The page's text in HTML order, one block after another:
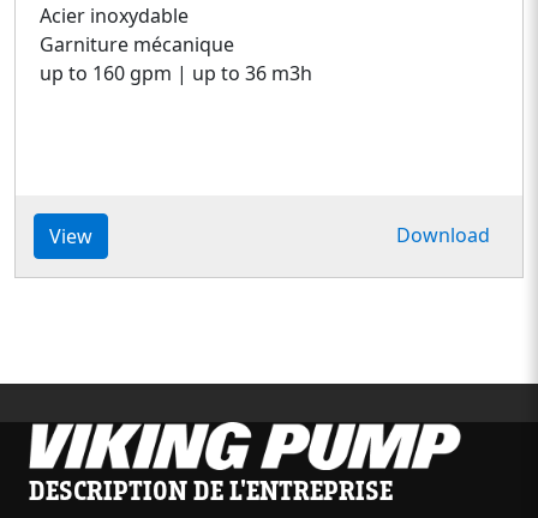
Acier inoxydable
Garniture mécanique
up to 160 gpm | up to 36 m3h
View Download
DESCRIPTION DE L'ENTREPRISE